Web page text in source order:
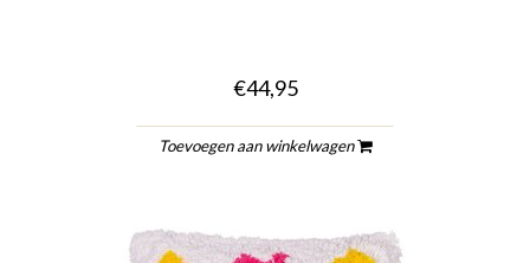
€44,95
Toevoegen aan winkelwagen